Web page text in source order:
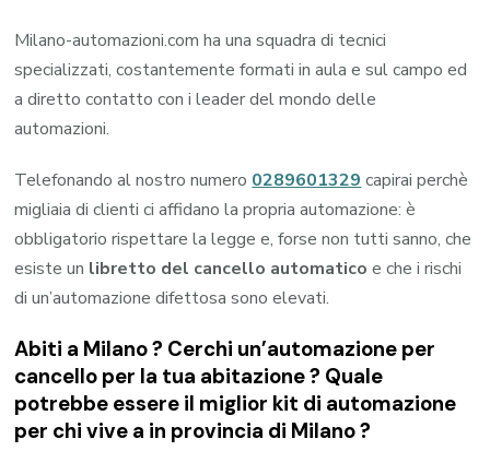
Milano-automazioni.com ha una squadra di tecnici
specializzati, costantemente formati in aula e sul campo ed
a diretto contatto con i leader del mondo delle
automazioni.
Telefonando al nostro numero 0289601329 capirai perchè
migliaia di clienti ci affidano la propria automazione: è
obbligatorio rispettare la legge e, forse non tutti sanno, che
esiste un libretto del cancello automatico e che i rischi
di un’automazione difettosa sono elevati.
Abiti a Milano? Cerchi un’automazione per
cancello per la tua abitazione ? Quale
potrebbe essere il miglior kit di automazione
per chi vive a in provincia di Milano?